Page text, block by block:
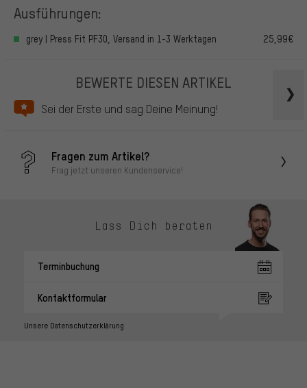
Ausführungen:
grey | Press Fit PF30, Versand in 1-3 Werktagen 25,99€
BEWERTE DIESEN ARTIKEL
Sei der Erste und sag Deine Meinung!
Fragen zum Artikel?
Frag jetzt unseren Kundenservice!
Lass Dich beraten
Terminbuchung
Kontaktformular
Unsere Datenschutzerklärung